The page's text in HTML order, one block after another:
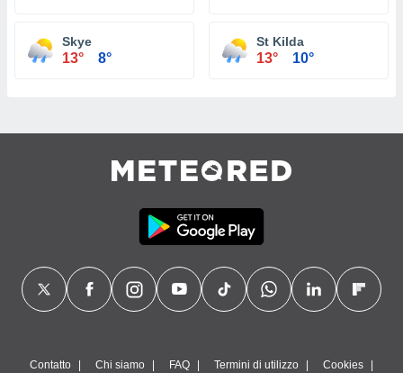
Skye
13° 8°
St Kilda
13° 10°
Contatto Chi siamo FAQ Termini di utilizzo Cookies